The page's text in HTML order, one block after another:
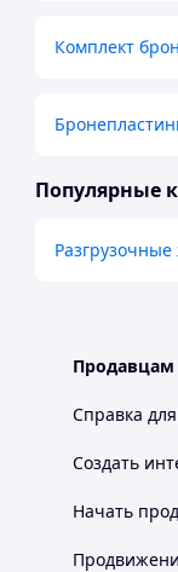
Комплект
Популярные
Продавцам
Справка
Создать
Начать